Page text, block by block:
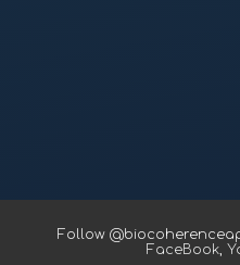
Follow
FaceBook,